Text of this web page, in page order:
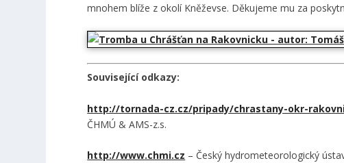
mnohem blíže z okolí Kněževse. Děkujeme mu za
Související odkazy:
http://tornada-cz.cz/pripady/chrastany-okr-
ČHMÚ & AMS-z.s.
http://www.chmi.cz – Český hydrometeorologický